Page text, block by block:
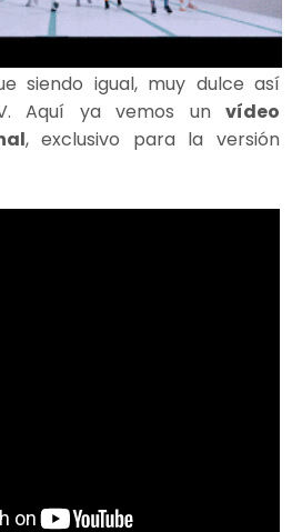
siendo igual, muy dulce así
Aquí ya vemos un vídeo
, exclusivo para la versión